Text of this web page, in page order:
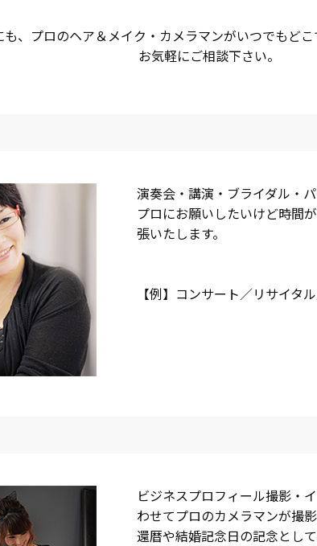
、プロのヘア＆メイク・カメラマンがいつでもど
お気軽にご相談下さい。
演奏会・講演・ブライダル・
プロにお願いしたいけど時間
張いたします。
【例】コンサート／リサイタ
ビジネスプロフィール撮影・
わせてプロのカメラマンが撮影
還暦や結婚記念日の記念とし